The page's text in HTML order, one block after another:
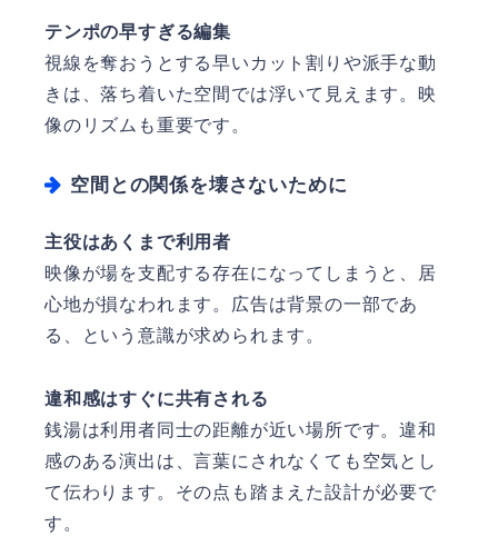
テンポの早すぎる編集
視線を奪おうとする早いカット割りや派手な動
きは、落ち着いた空間では浮いて見えます。映
像のリズムも重要です。
空間との関係を壊さないために
主役はあくまで利用者
映像が場を支配する存在になってしまうと、居
心地が損なわれます。広告は背景の一部であ
る、という意識が求められます。
違和感はすぐに共有される
銭湯は利用者同士の距離が近い場所です。違和
感のある演出は、言葉にされなくても空気とし
て伝わります。その点も踏まえた設計が必要で
す。